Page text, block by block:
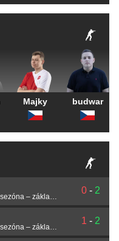
Majky budwar
2. Tipsport COOL liga 10. sezóna – základní část
0 - 2
2. Tipsport COOL liga 10. sezóna – základní část
1 - 2